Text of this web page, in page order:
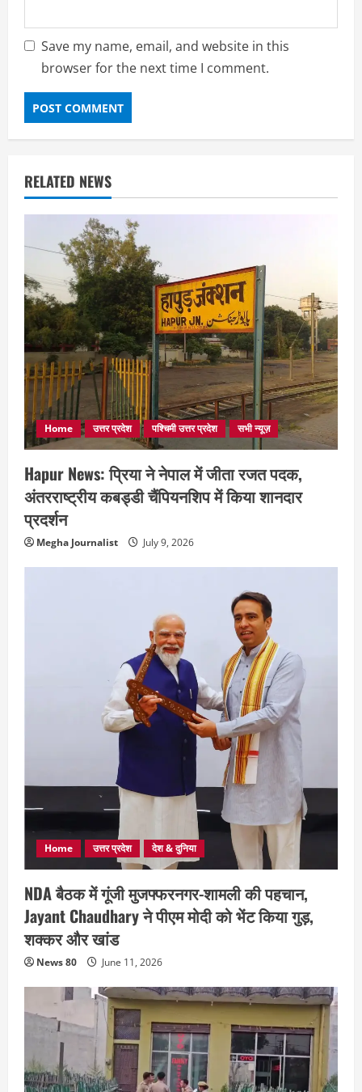
Save my name, email, and website in this
browser for the next time I comment.
RELATED NEWS
Home उत्तर प्रदेश पश्चिमी उत्तर प्रदेश सभी न्यूज़
Hapur News: प्रिया ने नेपाल में जीता रजत पदक,
अंतरराष्ट्रीय कबड्डी चैंपियनशिप में किया शानदार
प्रदर्शन
Megha Journalist July 9, 2026
Home उत्तर प्रदेश देश & दुनिया
NDA बैठक में गूंजी मुजफ्फरनगर-शामली की पहचान,
Jayant Chaudhary ने पीएम मोदी को भेंट किया गुड़,
शक्कर और खांड
News 80 June 11, 2026